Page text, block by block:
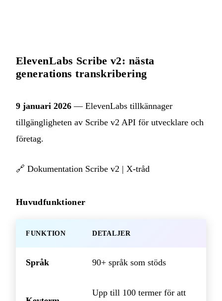
ElevenLabs Scribe v2: nästa
generations transkribering
9 januari 2026 — ElevenLabs tillkännager
tillgängligheten av Scribe v2 API för utvecklare och
företag.
🔗 Dokumentation Scribe v2 | X-tråd
Huvudfunktioner
FUNKTION DETALJER
Språk 90+ språk som stöds
Upp till 100 termer för att